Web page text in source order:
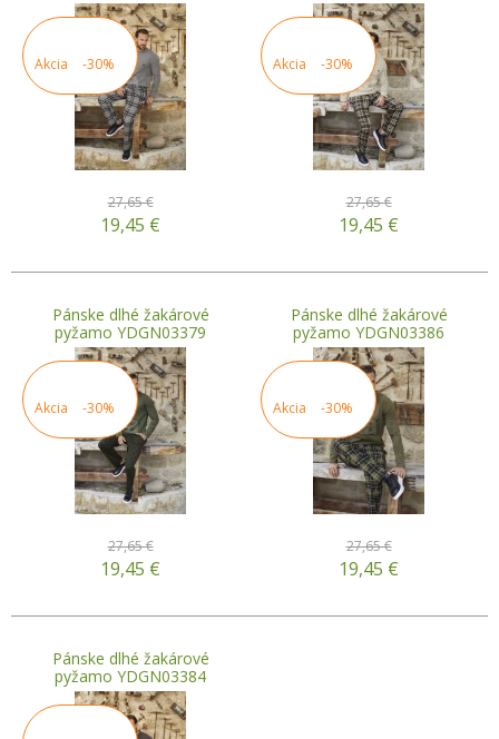
Akcia -30%
27,65 €
19,45 €
Akcia -30%
27,65 €
19,45 €
Pánske dlhé žakárové
pyžamo YDGN03379
Akcia -30%
27,65 €
19,45 €
Pánske dlhé žakárové
pyžamo YDGN03386
Akcia -30%
27,65 €
19,45 €
Pánske dlhé žakárové
pyžamo YDGN03384